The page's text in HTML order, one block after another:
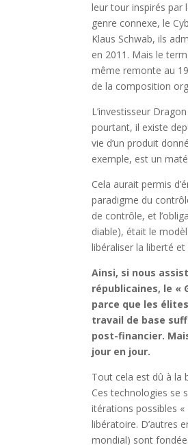
leur tour inspirés par
genre connexe, le
Klaus Schwab, ils
en 2011. Mais le
même remonte au
de la composition
L’investisseur
pourtant, il existe
vie d’un produit
exemple, est un
Cela aurait permis
paradigme du
de contrôle, et
diable), était le
libéraliser la liberté
Ainsi, si nous
républicaines, le «
parce que les
travail de base
post-financier.
jour en jour.
Tout cela est dû à la
Ces technologies se
itérations possibles
libératoire. D’autres
mondial) sont